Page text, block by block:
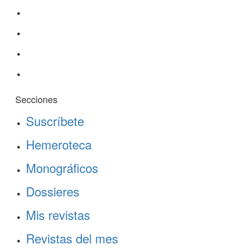
Secciones
Suscríbete
Hemeroteca
Monográficos
Dossieres
Mis revistas
Revistas del mes